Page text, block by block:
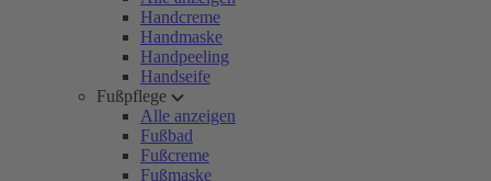
Handcreme
Handmaske
Handpeeling
Handseife
Fußpflege
Alle anzeigen
Fußbad
Fußcreme
Fußmaske